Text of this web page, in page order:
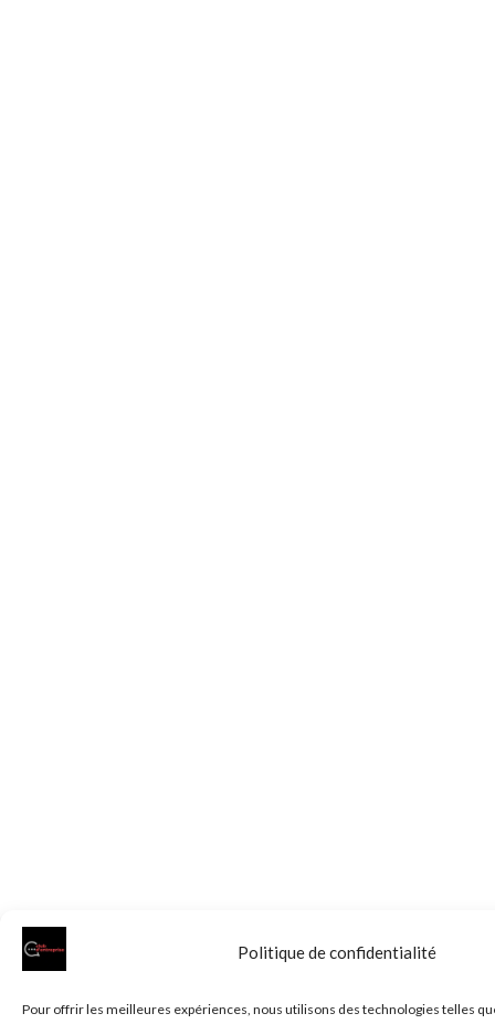
Politique de confidentialité
Pour offrir les meilleures expériences, nous utilisons des technologies telles